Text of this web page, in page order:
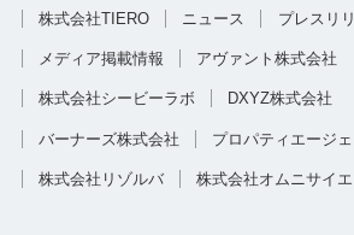
株式会社TIERO ニュース プレスリ
メディア掲載情報 アヴァント株式会社
株式会社シービーラボ DXYZ株式会社
バーナーズ株式会社 プロパティエージ
株式会社リゾルバ 株式会社オムニサイ